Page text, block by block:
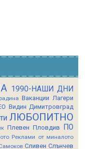
1990-НАШИ ДНИ
Ваканции Лагери
Видин Димитровград
ЛЮБОПИТНО
Плевен Пловдив
ПО
Реклами от миналото
Сливен Слънчев